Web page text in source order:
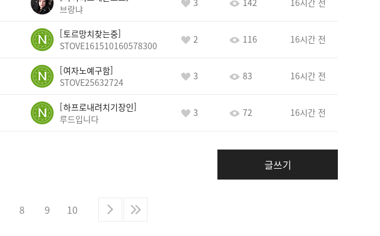
브랑냐
3 142 16시간 전
토르망치찾는중
STOVE161510160578300
2 116 16시간 전
여자노예구함
STOVE25632724
3 83 16시간 전
하프로내려치기장인
루드입니다
3 72 16시간 전
글쓰기
8 9 10